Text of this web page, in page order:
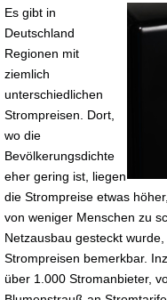
Es gibt in
Deutschland
Regionen mit
ziemlich
unterschiedlichen
Strompreisen. Dort,
wo die
Bevölkerungsdichte
eher gering ist, liegen
die Strompreise etwas
von weniger Menschen zu
Netzausbau gesteckt
Strompreisen bemerkbar.
über 1.000 Stromanbieter,